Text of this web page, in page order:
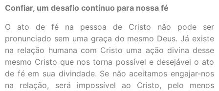
Confiar, um desafio contínuo para nossa fé
O ato de fé na pessoa de Cristo não pode ser
pronunciado sem uma graça do mesmo Deus. Já existe
na relação humana com Cristo uma ação divina desse
mesmo Cristo que nos torna possível e desejável o ato
de fé em sua divindade. Se não aceitamos engajar-nos
na relação, será impossível ao Cristo, pelo menos